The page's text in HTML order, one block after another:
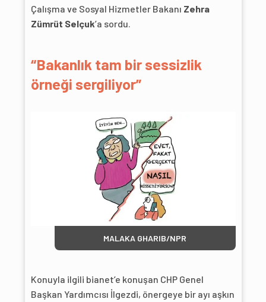
Çalışma ve Sosyal Hizmetler Bakanı Zehra
Zümrüt Selçuk’a sordu.
“Bakanlık tam bir sessizlik
örneği sergiliyor”
MALAKA GHARIB/NPR
Konuyla ilgili bianet’e konuşan CHP Genel
Başkan Yardımcısı İlgezdi, önergeye bir ayı aşkın